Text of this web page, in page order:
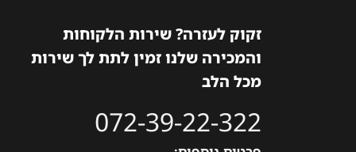
זקוק לעזרה? שירות הלקוחות
והמכירה שלנו זמין לתת לך שירות
מכל הלב
072-39-22-322